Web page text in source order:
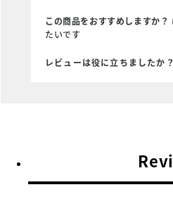
小さめ
幅
屋内, 暑さ, 風
この商品をおすすめしますか？
たいです
レビューは役に立ちましたか？